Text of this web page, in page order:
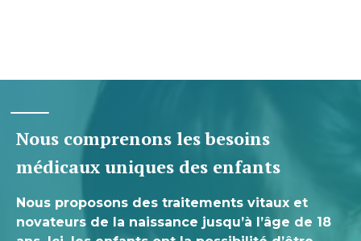
Nous comprenons les besoins
médicaux uniques des enfants
Nous proposons des traitements vitaux et
novateurs de la naissance jusqu’à l’âge de 18